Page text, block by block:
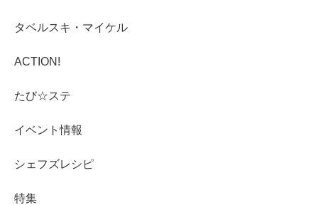
タベルスキ・マイケル
ACTION!
たび☆ステ
イベント情報
シェフズレシピ
特集